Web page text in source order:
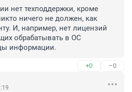
нет техподдержки, кроме
ничего не должен, как
И, например, нет лицензий
обрабатывать в ОС
информации.
+0 –0